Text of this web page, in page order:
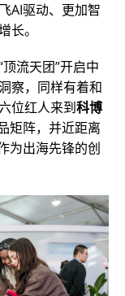
AI驱动、更加智
长。
流天团”开启中
察，同样有着和
位红人来到科博
矩阵，并近距离
为出海先锋的创